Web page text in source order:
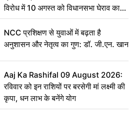
विरोध में 10 अगस्त को विधानसभा घेराव का
ऐलान
NCC प्रशिक्षण से युवाओं में बढ़ता है
अनुशासन और नेतृत्व का गुण: डॉ. जी.एन. खान
Aaj Ka Rashifal 09 August 2026:
रविवार को इन राशियों पर बरसेगी मां लक्ष्मी की
कृपा, धन लाभ के बनेंगे योग